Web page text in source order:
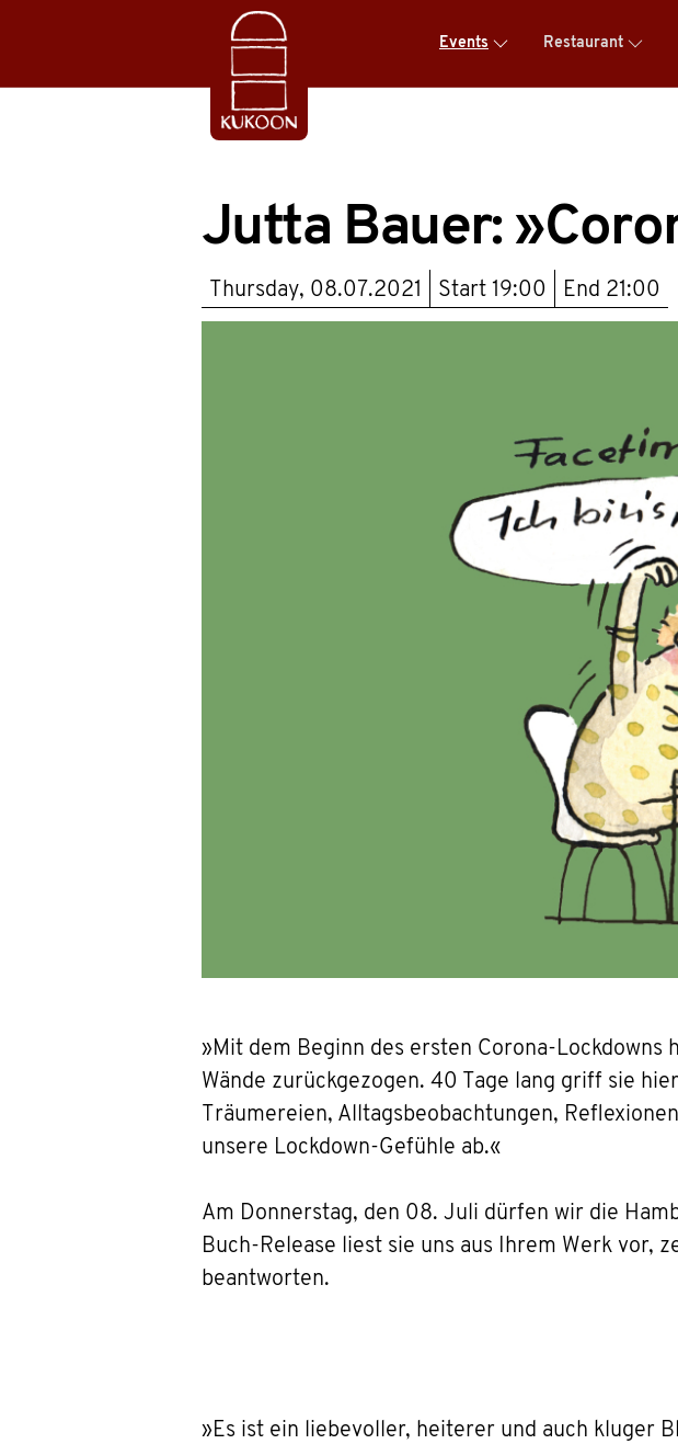
Events Restaurant
Jutta Bauer:
Thursday, 08.07.2021 Start 19:00 End 21:00
»Mit dem Beginn des ersten Corona-
Wände zurückgezogen. 40 Tage lang griff sie
Träumereien, Alltagsbeobachtungen,
unsere Lockdown-Gefühle ab.«
Am Donnerstag, den 08. Juli dürfen wir die
Buch-Release liest sie uns aus Ihrem Werk vor,
beantworten.
»Es ist ein liebevoller, heiterer und auch kluger